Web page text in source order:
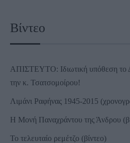
Βίντεο
ΑΠΙΣΤΕΥΤΟ: Ιδιωτική υπόθεση το
την κ. Τσατσομοίρου!
Λιμάνι Ραφήνας 1945-2015
Η Μονή Παναχράντου της Άνδρου
Το τελευταίο ρεμέτζο (βίντεο)